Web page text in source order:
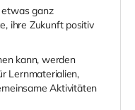
etwas ganz
ihre Zukunft positiv
kann, werden
Lernmaterialien,
Aktivitäten